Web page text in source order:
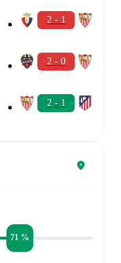
2 - 1
2 - 0
2 - 1
71 %